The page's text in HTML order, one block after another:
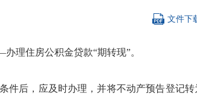
 文件下
理住房公积金贷款“期转现”。
件后，应及时办理，并将不动产预告登记转